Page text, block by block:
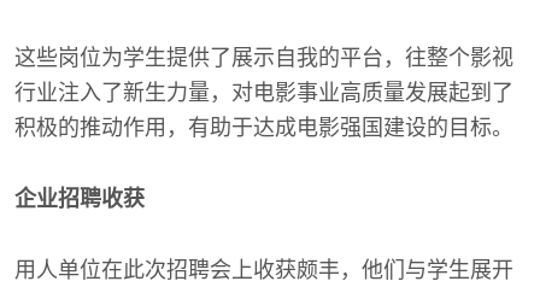
这些岗位为学生提供了展示自我的平台，往整个影视
行业注入了新生力量，对电影事业高质量发展起到了
积极的推动作用，有助于达成电影强国建设的目标。
企业招聘收获
用人单位在此次招聘会上收获颇丰，他们与学生展开